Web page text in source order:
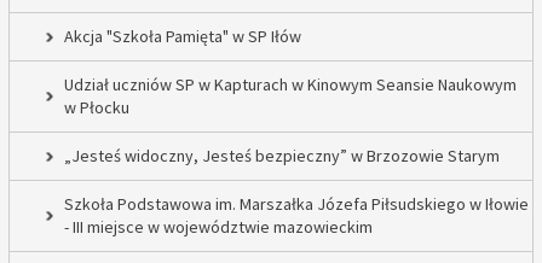
Akcja "Szkoła Pamięta" w SP Iłów
Udział uczniów SP w Kapturach w Kinowym Seansie Naukowym
w Płocku
„Jesteś widoczny, Jesteś bezpieczny” w Brzozowie Starym
Szkoła Podstawowa im. Marszałka Józefa Piłsudskiego w Iłowie
- III miejsce w województwie mazowieckim